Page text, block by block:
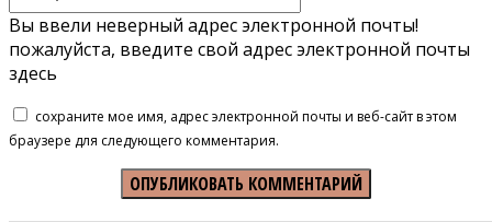
Вы ввели неверный адрес электронной почты!
пожалуйста, введите свой адрес электронной почты
здесь
сохраните мое имя, адрес электронной почты и веб-сайт в этом
браузере для следующего комментария.